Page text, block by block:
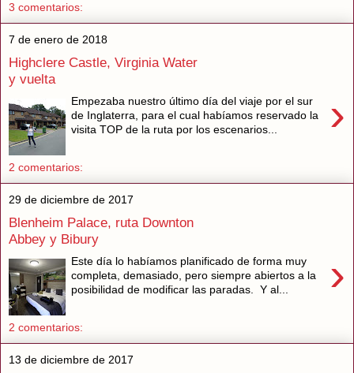
3 comentarios:
7 de enero de 2018
Highclere Castle, Virginia Water
y vuelta
›
Empezaba nuestro último día del viaje por el sur
de Inglaterra, para el cual habíamos reservado la
visita TOP de la ruta por los escenarios...
2 comentarios:
29 de diciembre de 2017
Blenheim Palace, ruta Downton
Abbey y Bibury
›
Este día lo habíamos planificado de forma muy
completa, demasiado, pero siempre abiertos a la
posibilidad de modificar las paradas. Y al...
2 comentarios:
13 de diciembre de 2017